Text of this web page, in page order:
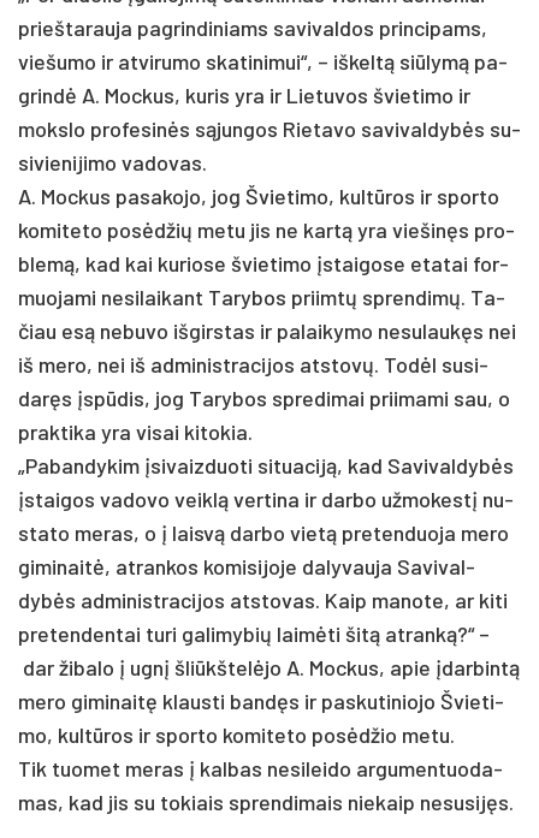
prie­šta­rau­ja pa­grin­di­niams sa­vi­val­dos prin­ci­pams,
vie­šu­mo ir at­vi­ru­mo ska­ti­ni­mui“, – iš­keltą siū­lymą pa­
grindė A. Moc­kus, ku­ris yra ir Lie­tu­vos švie­ti­mo ir
moks­lo pro­fe­sinės sąjun­gos Rie­ta­vo sa­vi­val­dybės su­
si­vie­ni­ji­mo va­do­vas.
A. Moc­kus pa­sa­ko­jo, jog Švie­ti­mo, kultū­ros ir spor­to
ko­mi­te­to po­sėdžių me­tu jis ne kartą yra viešinęs pro­
blemą, kad kai ku­rio­se švie­ti­mo įstai­go­se eta­tai for­
muo­ja­mi ne­si­lai­kant Ta­ry­bos priimtų spren­dimų. Ta­
čiau esą ne­bu­vo iš­girs­tas ir pa­lai­ky­mo ne­su­laukęs nei
iš me­ro, nei iš ad­mi­nist­ra­ci­jos at­stovų. Todėl su­si­
daręs įspūdis, jog Ta­ry­bos spre­di­mai prii­ma­mi sau, o
pra­kti­ka yra vi­sai ki­to­kia.
„Pa­ban­dy­kim įsi­vaiz­duo­ti si­tua­ciją, kad Sa­vi­val­dybės
įstai­gos va­do­vo veiklą ver­ti­na ir dar­bo už­mo­kestį nu­
sta­to me­ras, o į laisvą dar­bo vietą pre­ten­duo­ja me­ro
gi­mi­naitė, at­ran­kos ko­mi­si­jo­je da­ly­vau­ja Sa­vi­val­
dybės ad­mi­nist­ra­ci­jos at­sto­vas. Kaip ma­no­te, ar ki­ti
pre­ten­den­tai tu­ri ga­li­my­bių laimė­ti šitą at­ranką?“ –
dar ži­ba­lo į ugnį šliūkš­telė­jo A. Moc­kus, apie įdar­bintą
me­ro gi­mi­naitę klaus­ti bandęs ir pa­sku­ti­nio­jo Švie­ti­
mo, kultū­ros ir spor­to ko­mi­te­to po­sėdžio me­tu.
Tik tuo­met me­ras į kal­bas ne­si­lei­do ar­gu­men­tuo­da­
mas, kad jis su to­kiais spren­di­mais nie­kaip ne­su­sijęs.